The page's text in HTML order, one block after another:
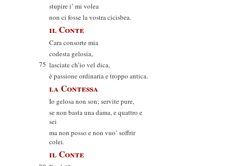
stupire i’ mi volea
non ci fosse la vostra cicisbea.
il Conte
Cara consorte mia
codesta gelosia,
75 lasciate ch’io vel dica,
è passione ordinaria e troppo antica.
la Contessa
Io gelosa non son; servite pure,
se non basta una dama, e quattro e
sei
ma non posso e non vuo’ soffrir
colei.
il Conte